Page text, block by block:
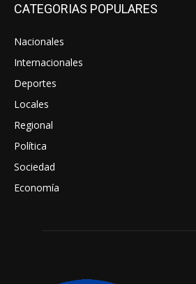
CATEGORIAS POPULARES
Nacionales
Internacionales
Deportes
Locales
Regional
Política
Sociedad
Economía